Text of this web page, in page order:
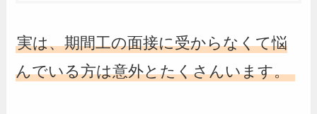
実は、期間工の面接に受からなくて悩
んでいる方は意外とたくさんいます。